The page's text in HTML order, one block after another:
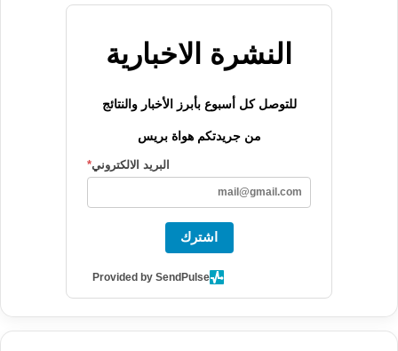
النشرة الاخبارية
للتوصل كل أسبوع بأبرز الأخبار والنتائج
من جريدتكم هواة بريس
البريد الالكتروني*
اشترك
Provided by SendPulse